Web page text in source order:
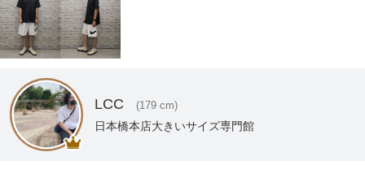
LCC (179 cm)
日本橋本店大きいサイズ専門館